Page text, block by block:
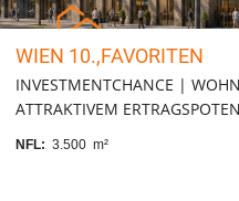
WIEN 10.,FAVORITEN
INVESTMENTCHANCE |
ATTRAKTIVEM
NFL: 3.500 m²